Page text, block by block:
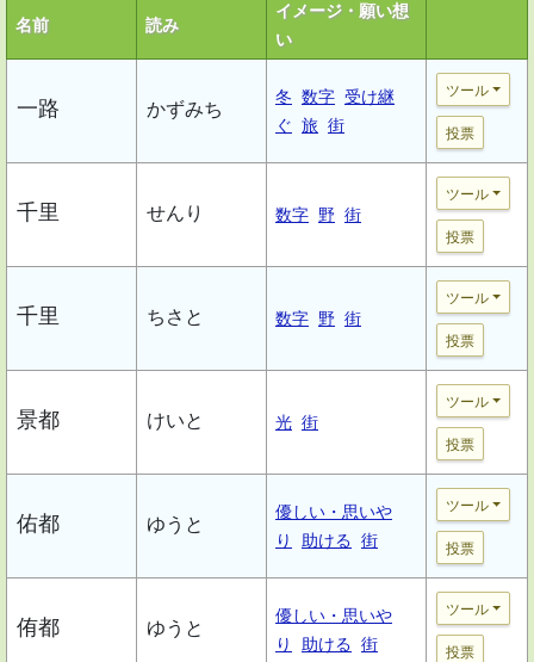
名前 読み
イメージ・願い想
い
一路 かずみち
冬 数字 受け継
ぐ 旅 街
ツール
投票
千里 せんり 数字 野 街
ツール
投票
千里 ちさと 数字 野 街
ツール
投票
景都 けいと 光 街
ツール
投票
佑都 ゆうと
優しい・思いや
り
助ける 街
ツール
投票
侑都 ゆうと
優しい・思いや
り
助ける 街
ツール
投票